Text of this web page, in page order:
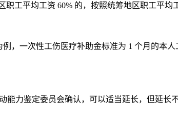
工平均工资 60% 的，按照统筹地区职工平均
，一次性工伤医疗补助金标准为 1 个月的本
力鉴定委员会确认，可以适当延长，但延长